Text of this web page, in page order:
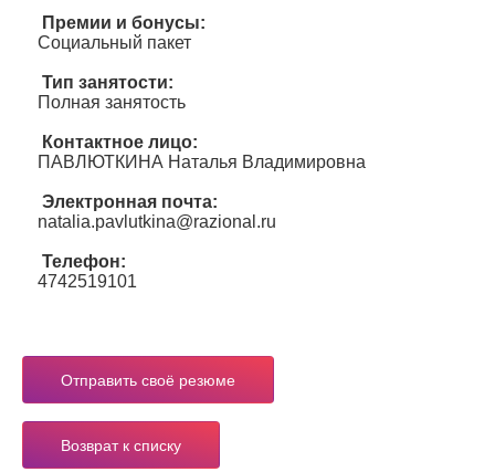
Премии и бонусы:
Социальный пакет
Тип занятости:
Полная занятость
Контактное лицо:
ПАВЛЮТКИНА Наталья Владимировна
Электронная почта:
natalia.pavlutkina@razional.ru
Телефон:
4742519101
Отправить своё резюме
Возврат к списку